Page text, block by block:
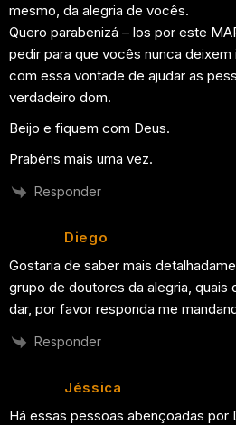
mesmo, da alegria de vocês.
Quero parabenizá – los por este
pedir para que vocês nunca
com essa vontade de ajudar as
verdadeiro dom.
Beijo e fiquem com Deus.
Prabéns mais uma vez.
Responder
Diego
Gostaria de saber mais
grupo de doutores da alegria, quais
dar, por favor responda me
Responder
Jéssica
Há essas pessoas abençoadas por